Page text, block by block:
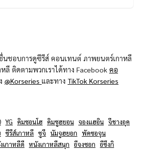
นชอบการดูซีรีส์ คอนเทนต์ ภาพยนตร์เกาหลี
ลี ติดตามพวกเราได้ทาง Facebook คอ
@Korseries และทาง TikTok Korseries
YG คิมซอนโฮ คิมซูฮยอน จองแฮอิน จีชางอุค
ซีรีส์เกาหลี ซูจี นัมจูฮยอก พัคซอจุน
เกาหลีดี หนังเกาหลีสนุก อีจงซอก อีซึงกิ